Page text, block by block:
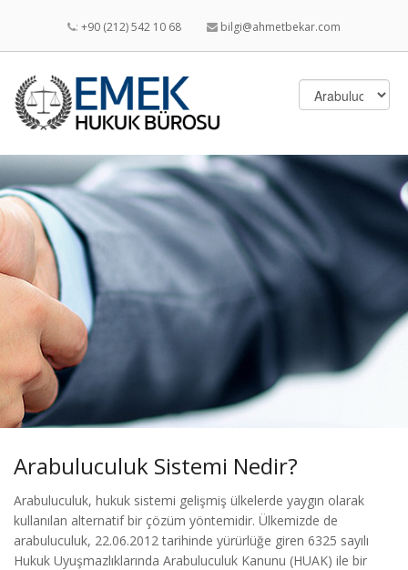
: +90 (212) 542 10 68 bilgi@ahmetbekar.com
Arabuluculuk Sistemi Nedir?
Arabuluculuk, hukuk sistemi gelişmiş ülkelerde yaygın olarak
kullanılan alternatif bir çözüm yöntemidir. Ülkemizde de
arabuluculuk, 22.06.2012 tarihinde yürürlüğe giren 6325 sayılı
Hukuk Uyuşmazlıklarında Arabuluculuk Kanunu (HUAK) ile bir